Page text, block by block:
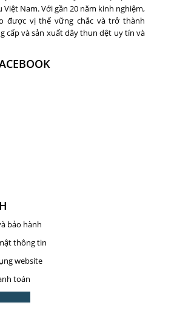
Việt Nam. Với gần 20 năm kinh nghiệm,
được vị thế vững chắc và trở thành
cấp và sản xuất dây thun dệt uy tín và
bảo hành
thông tin
website
toán